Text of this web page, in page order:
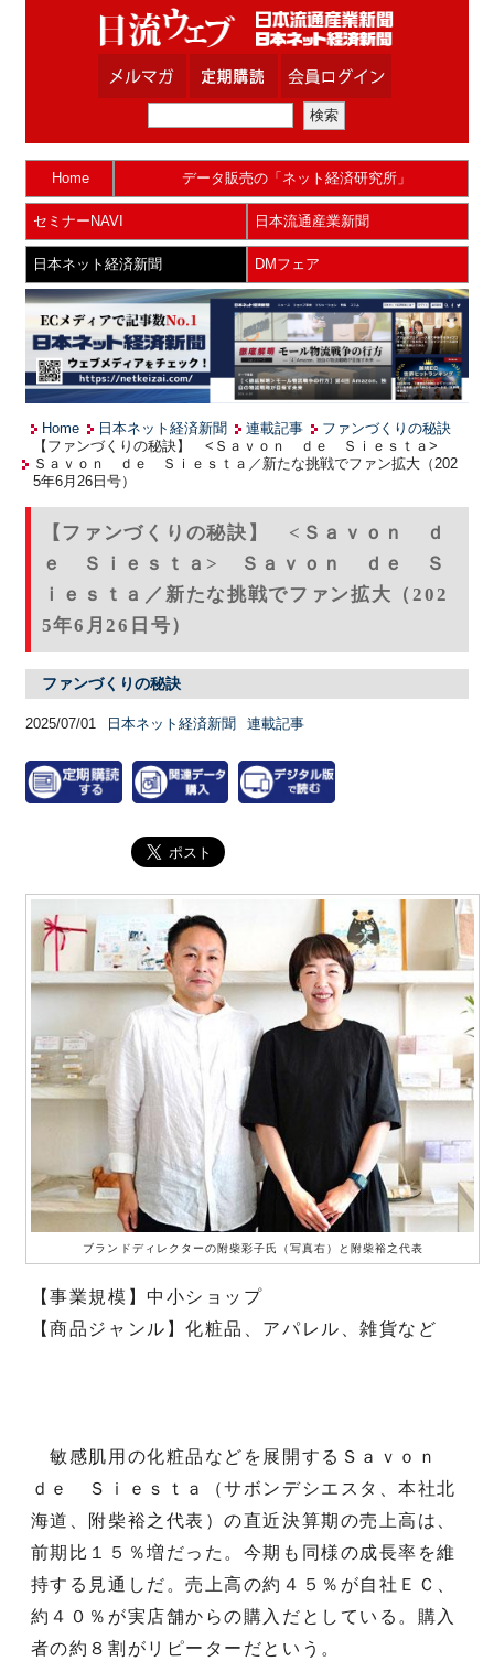
Home データ販売の「ネット経済研究所」
セミナーNAVI 日本流通産業新聞
日本ネット経済新聞 DMフェア
Home 日本ネット経済新聞 連載記事
ファンづくりの秘訣
【ファンづくりの秘訣】 <Ｓａｖｏｎ ｄｅ Ｓｉｅｓｔａ>
Ｓａｖｏｎ ｄｅ Ｓｉｅｓｔａ／新たな挑戦でファン拡大（202
5年6月26日号）
【ファンづくりの秘訣】 <Ｓａｖｏｎ ｄ
ｅ Ｓｉｅｓｔａ> Ｓａｖｏｎ ｄｅ Ｓ
ｉｅｓｔａ／新たな挑戦でファン拡大（202
5年6月26日号）
ファンづくりの秘訣
2025/07/01 日本ネット経済新聞 連載記事
ブランドディレクターの附柴彩子氏（写真右）と附柴裕之代表
【事業規模】中小ショップ
【商品ジャンル】化粧品、アパレル、雑貨など
敏感肌用の化粧品などを展開するＳａｖｏｎ
ｄｅ Ｓｉｅｓｔａ（サボンデシエスタ、本社北
海道、附柴裕之代表）の直近決算期の売上高は、
前期比１５％増だった。今期も同様の成長率を維
持する見通しだ。売上高の約４５％が自社ＥＣ、
約４０％が実店舗からの購入だとしている。購入
者の約８割がリピーターだという。